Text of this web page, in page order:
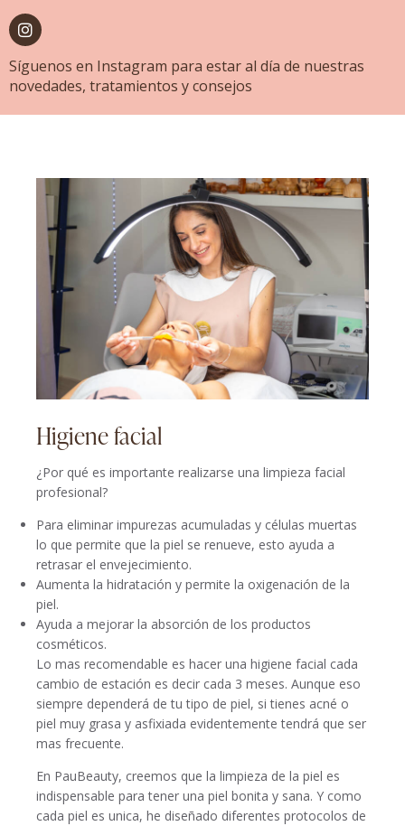
Síguenos en Instagram para estar al día de nuestras
novedades, tratamientos y consejos
Higiene facial
¿Por qué es importante realizarse una limpieza facial
profesional?
Para eliminar impurezas acumuladas y células muertas
lo que permite que la piel se renueve, esto ayuda a
retrasar el envejecimiento.
​Aumenta la hidratación y permite la oxigenación de la
piel.
​Ayuda a mejorar la absorción de los productos
cosméticos.
Lo mas recomendable es hacer una higiene facial cada
cambio de estación es decir cada 3 meses. Aunque eso
siempre dependerá de tu tipo de piel, si tienes acné o
piel muy grasa y asfixiada evidentemente tendrá que ser
mas frecuente.
En PauBeauty, creemos que la limpieza de la piel es
indispensable para tener una piel bonita y sana. Y como
cada piel es unica, he diseñado diferentes protocolos de